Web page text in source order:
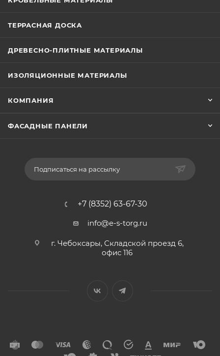
ТЕРРАСНАЯ ДОСКА
ДРЕВЕСНО-ПЛИТНЫЕ МАТЕРИАЛЫ
ИЗОЛЯЦИОННЫЕ МАТЕРИАЛЫ
КОМПАНИЯ
ФАСАДНЫЕ ПАНЕЛИ
Подписаться на рассылку
+7 (8352) 63-67-30
info@e-s-torg.ru
г. Чебоксары, Складской проезд 6,
офис 116